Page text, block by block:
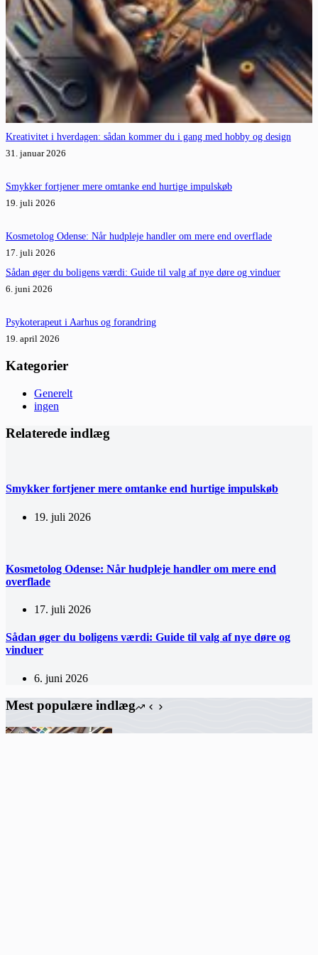
Kreativitet i hverdagen: sådan kommer du i gang med hobby og design
31. januar 2026
Smykker fortjener mere omtanke end hurtige impulskøb
19. juli 2026
Kosmetolog Odense: Når hudpleje handler om mere end overflade
17. juli 2026
Sådan øger du boligens værdi: Guide til valg af nye døre og vinduer
6. juni 2026
Psykoterapeut i Aarhus og forandring
19. april 2026
Kategorier
Generelt
ingen
Relaterede indlæg
Smykker fortjener mere omtanke end hurtige impulskøb
19. juli 2026
Kosmetolog Odense: Når hudpleje handler om mere end
overflade
17. juli 2026
Sådan øger du boligens værdi: Guide til valg af nye døre og
vinduer
6. juni 2026
Mest populære indlæg